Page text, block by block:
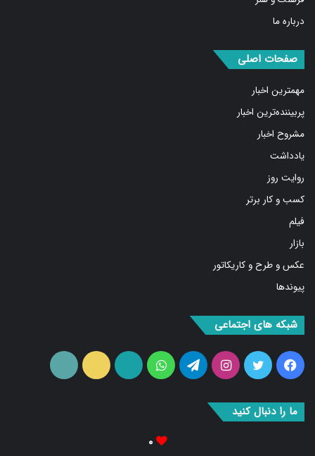
صفحات اصلی
مهمترین اخبار
پربیننده‌ترین اخبار
مشروح اخبار
یادداشت
روایت روز
کسب و کار برتر
فیلم
بازار
عکس و طرح و کاریکاتور
شبکه های اجتماعی
فیس
بوک
توییتراینستاگرام
تلگرامواتس
آپ
آپارات ایتا
ما را دنبال کنید